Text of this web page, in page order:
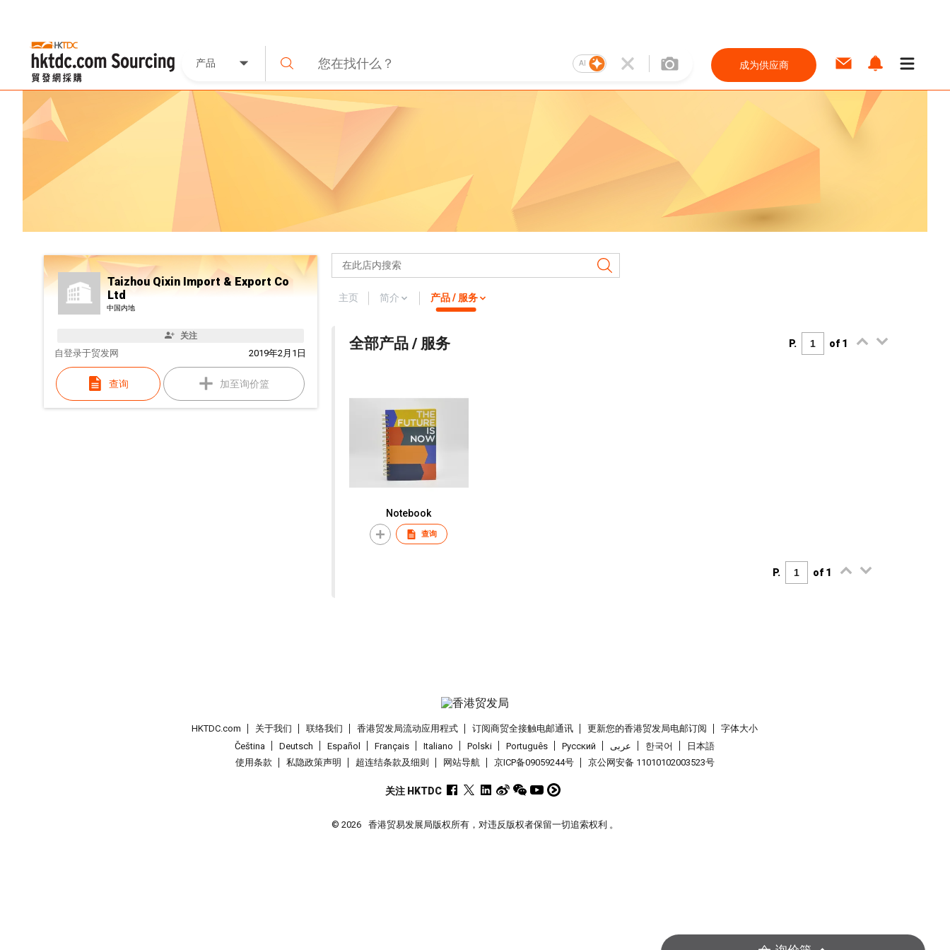
产品 AI 成为供应商
Taizhou Qixin Import & Export Co
Ltd
中国内地
关注
自 2019年2月1日
登录于贸发网
查询 加至询价篮
主页 简介 产品 / 服务
全部产品 / 服务 P. of 1
Notebook
查询
P. of 1
HKTDC.com 关于我们 联络我们 香港贸发局流动应用程式 订阅商贸全接触电邮通讯 更新您的香港贸发局电邮订阅
字体大小
Čeština
Deutsch Español Français Italiano Polski Português Pусский عربى 한국어
日本語
使用条款
私隐政策声明 超连结条款及细则 网站导航 京ICP备09059244号 京公网安备 11010102003523号
关注 HKTDC
© 2026 香港贸易发展局版权所有，对违反版权者保留一切追索权利 。